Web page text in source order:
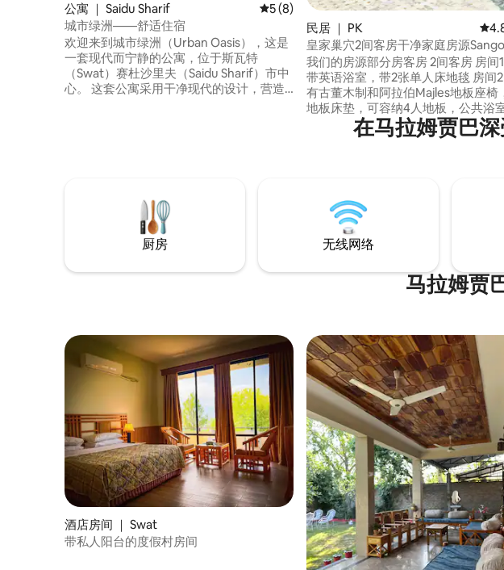
公寓 ｜ Saidu Sharif 平均评分 5 分（满分 5 分），共 8 条评价
5 (8)
城市绿洲——舒适住宿
欢迎来到城市绿洲（Urban Oasis），这是
一套现代而宁静的公寓，位于斯瓦特
（Swat）赛杜沙里夫（Saidu Sharif）市中
心。 这套公寓采用干净现代的设计，营造
民居 ｜ PK 平
皇家巢穴2间客房干净家庭房源
Swat
我们的房源部分房客房 2间客房 房间1 ，附
带英语浴室，带2张单人床地毯 房间2 ，配
有古董木制和阿拉伯Majles地板座椅
地板床垫，可容纳4人地板，公共浴
46英寸LED电视 配备全新的进口冰箱 还有
肯伍德（ KENWOOD ）的微波炉 熨斗和家
在马拉姆贾巴
厨房 无线网络
马拉姆贾
酒店房间 ｜ Swat
带私人阳台的度假村房间